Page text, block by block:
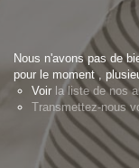
Nous n'avons pas de
pour le moment ,
Voir la liste de nos
Transmettez-nous